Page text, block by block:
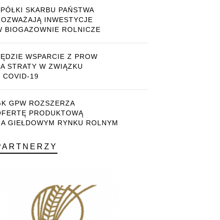
SKARBU PAŃSTWA
INWESTYCJE
BIOGAZOWNIE ROLNICZE
WSPARCIE Z PROW
STRATY W ZWIĄZKU
COVID-19
GPW ROZSZERZA
PRODUKTOWĄ
GIEŁDOWYM RYNKU ROLNYM